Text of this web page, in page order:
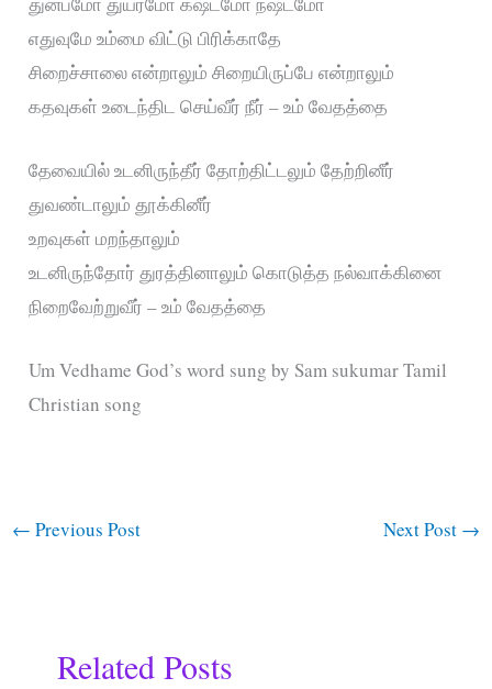
எதுவுமே உம்மை விட்டு பிரிக்காதே
சிறைச்சாலை என்றாலும் சிறையிருப்பே என்றாலும்
கதவுகள் உடைந்திட செய்வீர் நீர் – உம் வேதத்தை
தேவையில் உடனிருந்தீர் தோற்திட்டலும் தேற்றினீர்
துவண்டாலும் தூக்கினீர்
உறவுகள் மறந்தாலும்
உடனிருந்தோர் துரத்தினாலும் கொடுத்த நல்வாக்கினை
நிறைவேற்றுவீர் – உம் வேதத்தை
Um Vedhame God’s word sung by Sam sukumar Tamil
Christian song
← Previous Post Next Post →
Related Posts